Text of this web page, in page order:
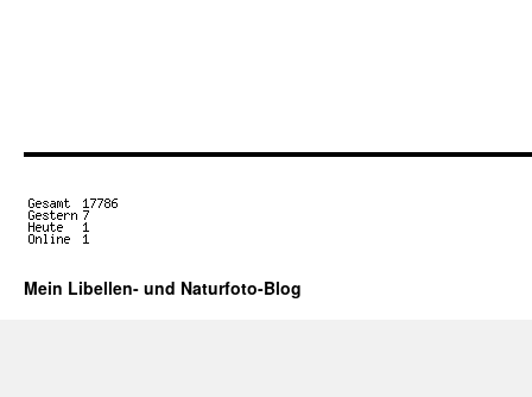
Mein Libellen- und Naturfoto-Blog